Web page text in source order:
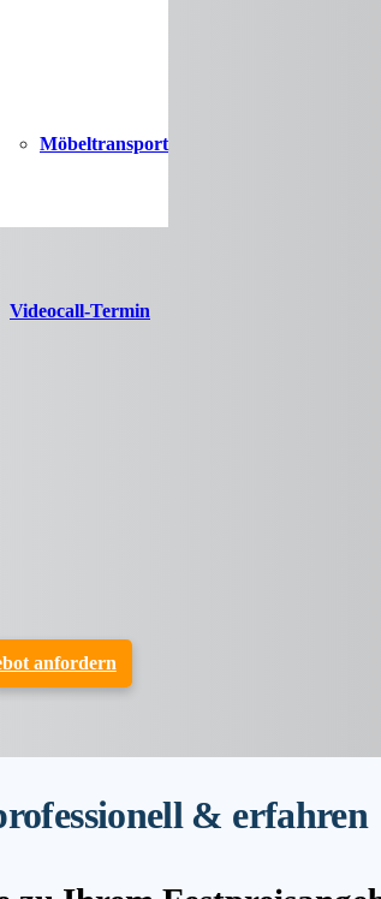
Möbeltransport
Videocall-Termin
anfordern
& erfahren